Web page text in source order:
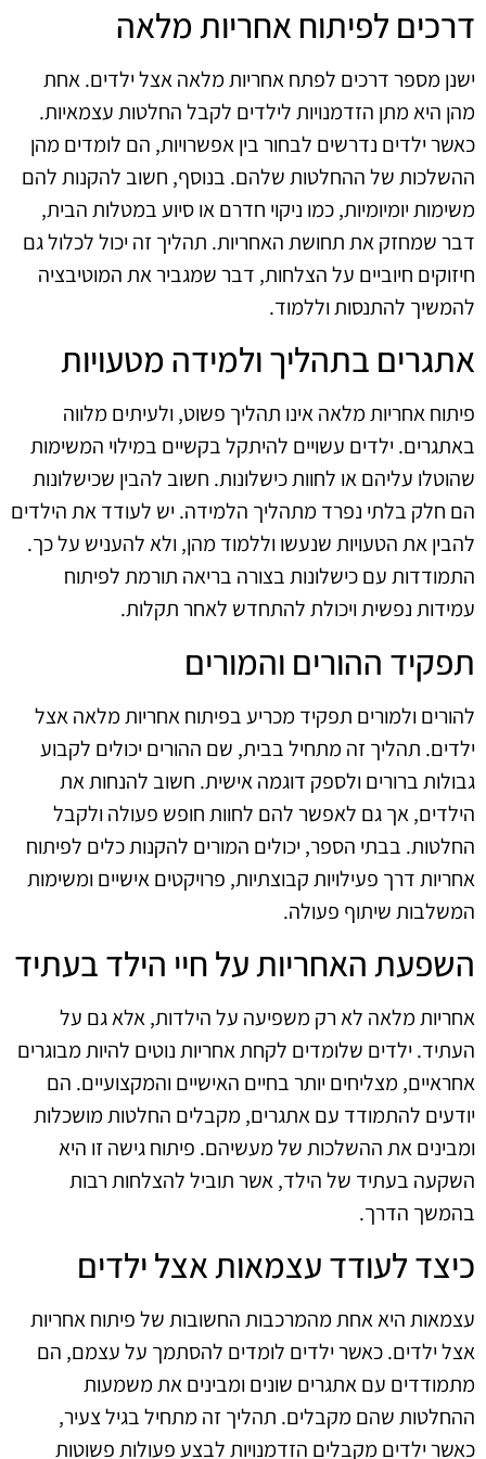
דרכים לפיתוח אחריות מלאה
ישנן מספר דרכים לפתח אחריות מלאה אצל ילדים. אחת
מהן היא מתן הזדמנויות לילדים לקבל החלטות עצמאיות.
כאשר ילדים נדרשים לבחור בין אפשרויות, הם לומדים מהן
ההשלכות של ההחלטות שלהם. בנוסף, חשוב להקנות להם
משימות יומיומיות, כמו ניקוי חדרם או סיוע במטלות הבית,
דבר שמחזק את תחושת האחריות. תהליך זה יכול לכלול גם
חיזוקים חיוביים על הצלחות, דבר שמגביר את המוטיבציה
להמשיך להתנסות וללמוד.
אתגרים בתהליך ולמידה מטעויות
פיתוח אחריות מלאה אינו תהליך פשוט, ולעיתים מלווה
באתגרים. ילדים עשויים להיתקל בקשיים במילוי המשימות
שהוטלו עליהם או לחוות כישלונות. חשוב להבין שכישלונות
הם חלק בלתי נפרד מתהליך הלמידה. יש לעודד את הילדים
להבין את הטעויות שנעשו וללמוד מהן, ולא להעניש על כך.
התמודדות עם כישלונות בצורה בריאה תורמת לפיתוח
עמידות נפשית ויכולת להתחדש לאחר תקלות.
תפקיד ההורים והמורים
להורים ולמורים תפקיד מכריע בפיתוח אחריות מלאה אצל
ילדים. תהליך זה מתחיל בבית, שם ההורים יכולים לקבוע
גבולות ברורים ולספק דוגמה אישית. חשוב להנחות את
הילדים, אך גם לאפשר להם לחוות חופש פעולה ולקבל
החלטות. בבתי הספר, יכולים המורים להקנות כלים לפיתוח
אחריות דרך פעילויות קבוצתיות, פרויקטים אישיים ומשימות
המשלבות שיתוף פעולה.
השפעת האחריות על חיי הילד בעתיד
אחריות מלאה לא רק משפיעה על הילדות, אלא גם על
העתיד. ילדים שלומדים לקחת אחריות נוטים להיות מבוגרים
אחראיים, מצליחים יותר בחיים האישיים והמקצועיים. הם
יודעים להתמודד עם אתגרים, מקבלים החלטות מושכלות
ומבינים את ההשלכות של מעשיהם. פיתוח גישה זו היא
השקעה בעתיד של הילד, אשר תוביל להצלחות רבות
בהמשך הדרך.
כיצד לעודד עצמאות אצל ילדים
עצמאות היא אחת מהמרכבות החשובות של פיתוח אחריות
אצל ילדים. כאשר ילדים לומדים להסתמך על עצמם, הם
מתמודדים עם אתגרים שונים ומבינים את משמעות
ההחלטות שהם מקבלים. תהליך זה מתחיל בגיל צעיר,
כאשר ילדים מקבלים הזדמנויות לבצע פעולות פשוטות